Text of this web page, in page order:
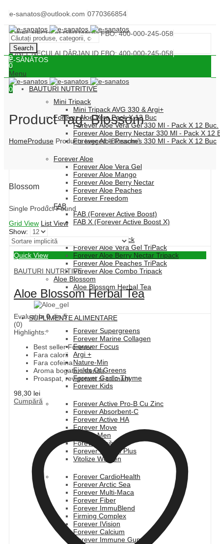
e-sanatos@outlook.com 0770366854
IONEL NECULAI DÂRJAN ID FBO: 400-000-245-058
IONEL NECULAI DÂRJAN ID FBO: 400-000-245-058
Search
0
0
Menu
0
E-SĂNĂTOS
BAUTURI NUTRITIVE
Mini Tripack
Mini Tripack AVG 330 & Argi+
Forever Aloe Vera Pack X 12 Buc
Forever Aloe Vera Gel 330 Ml - Pack X 12 Buc.
Forever Aloe Berry Nectar 330 Ml - Pack X 12
Forever Aloe Peaches 330 Ml - Pack X 12 Buc
Forever Aloe
Forever Aloe Vera Gel
Forever Aloe Mango
Forever Aloe Berry Nectar
Forever Aloe Peaches
Forever Freedom
FAB
FAB (Forever Active Boost)
FAB X (Forever Active Boost X)
Forever Aloe Vera TriPack
Forever Aloe Vera Gel TriPack
Forever Aloe Berry Nectar Tripack
Forever Aloe Peaches TriPack
Forever Aloe Combo Tripack
Aloe Blossom
Aloe Blossom Herbal Tea
SUPLIMENTE ALIMENTARE
Forever Supergreens
Forever Marine Collagen
Forever Focus
Argi +
Nature-Min
Fields Of Greens
Forever Garlic-Thyme
Forever Kids
Forever Active Pro-B Cu Zinc
Forever Absorbent-C
Forever Active HA
Forever Move
Vitolize Men
Forever Daily
Forever Lycium Plus
Vitolize Women
Forever CardioHealth
Forever Arctic Sea
Forever Multi-Maca
Forever Fiber
Forever ImmuBlend
Firming Complex
Forever IVision
Forever Calcium
Forever Immune Gummy
Product Tag: Blossom
HomeProduse Products tagged “Blossom”
Blossom
Single Product Found
Grid View List View
Show:
Quick View
BAUTURI NUTRITIVE
Aloe Blossom Herbal Tea
Evaluat la 0din 5
(0)
Highlights:
Best seller Forever
Fara calorii
Fara cofeina
Aroma bogata, intensa
Proaspat, revigorant si calmant
98,30 lei
Cumpără